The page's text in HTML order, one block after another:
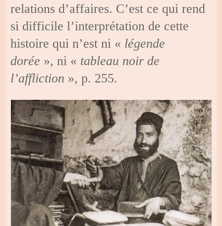
relations d’affaires. C’est ce qui rend
si difficile l’interprétation de cette
histoire qui n’est ni « légende
dorée », ni « tableau noir de
l’affliction », p. 255.